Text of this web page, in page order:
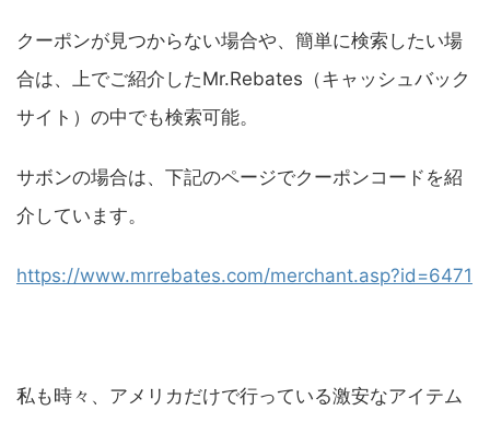
クーポンが見つからない場合や、簡単に検索したい場
合は、上でご紹介したMr.Rebates（キャッシュバック
サイト）の中でも検索可能。
サボンの場合は、下記のページでクーポンコードを紹
介しています。
https://www.mrrebates.com/merchant.asp?id=6471
私も時々、アメリカだけで行っている激安なアイテム